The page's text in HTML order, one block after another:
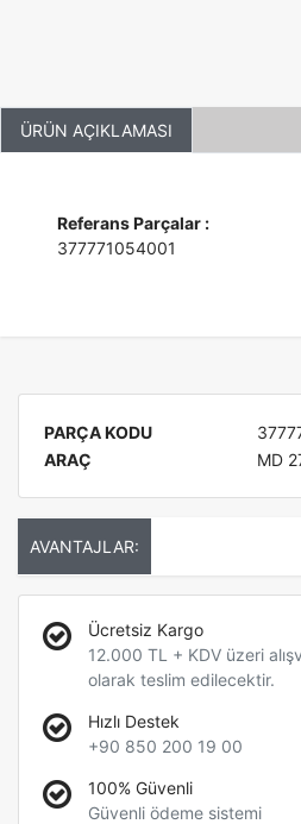
ÜRÜN AÇIKLAMASI
Referans Parçalar :
377771054001
PARÇA KODU
ARAÇ
MD
AVANTAJLAR:
Ücretsiz Kargo
12.000 TL + KDV üzeri
olarak teslim edilecektir.
Hızlı Destek
+90 850 200 19 00
100% Güvenli
Güvenli ödeme sistemi